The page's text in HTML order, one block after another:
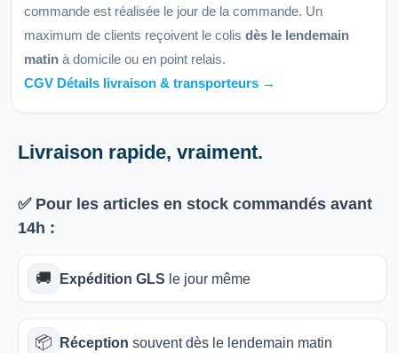
commande est réalisée le jour de la commande. Un
maximum de clients reçoivent le colis dès le lendemain
matin à domicile ou en point relais.
CGV Détails livraison & transporteurs →
Livraison rapide, vraiment.
✅ Pour les articles en stock commandés avant
14h :
🚚 Expédition GLS le jour même
📦 Réception souvent dès le lendemain matin